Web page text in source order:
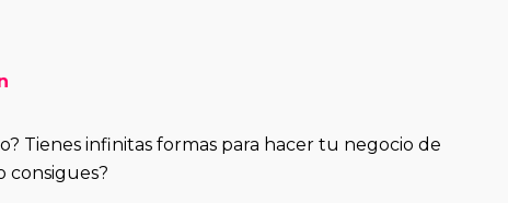
Tienes infinitas formas para hacer tu negocio de
consigues?